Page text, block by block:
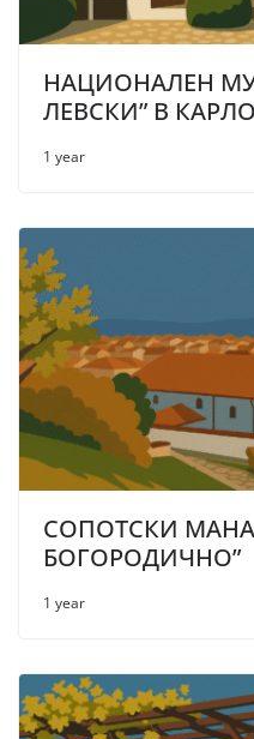
НАЦИОНАЛЕН
ЛЕВСКИ” В
1 year
СОПОТСКИ
БОГОРОДИЧНО”
1 year